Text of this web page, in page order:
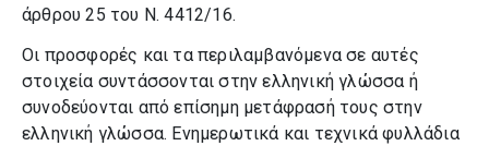
άρθρου 25 του Ν. 4412/16.
Οι προσφορές και τα περιλαμβανόμενα σε αυτές
στοιχεία συντάσσονται στην ελληνική γλώσσα ή
συνοδεύονται από επίσημη μετάφρασή τους στην
ελληνική γλώσσα. Ενημερωτικά και τεχνικά φυλλάδια